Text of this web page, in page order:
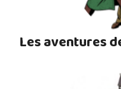
Les aventures